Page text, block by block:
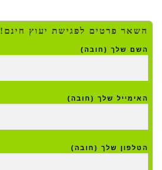
השאר פרטים לפגישת יעוץ חינם!
השם שלך (חובה)
האימייל שלך (חובה)
הטלפון שלך (חובה)